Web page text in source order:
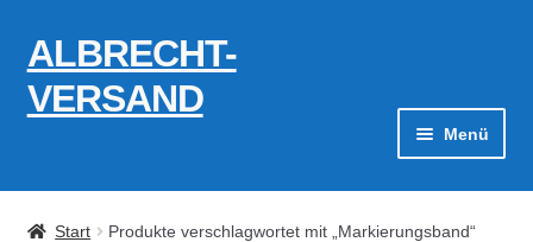
Zur
Navigation
springen
Zum
Inhalt
springen
ALBRECHT-
VERSAND
Menü
Zahlungsarten
Start Produkte verschlagwortet mit „Markierungsband“